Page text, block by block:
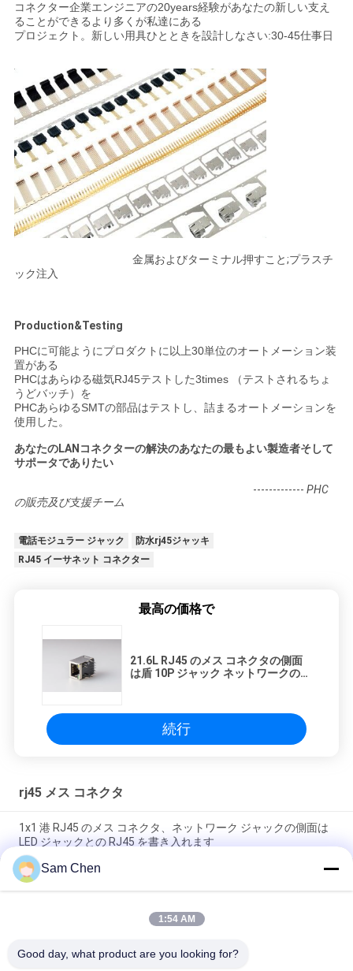
コネクター企業エンジニアの20years経験があなたの新しい支え
ることができるより多くが私達にある
プロジェクト。新しい用具ひとときを設計しなさい:30-45仕事日
金属およびターミナル押すこと;プラスチ
ック注入
Production&Testing
PHCに可能ようにプロダクトに以上30単位のオートメーション装
置がある
PHCはあらゆる磁気RJ45テストした3times （テストされるちょ
うどバッチ）を
PHCあらゆるSMTの部品はテストし、詰まるオートメーションを
使用した。
あなたのLANコネクターの解決のあなたの最もよい製造者そして
サポータでありたい
------------- PHC
の販売及び支援チーム
電話モジュラー ジャック
防水rj45ジャッキ
RJ45 イーサネット コネクター
最高の価格で
21.6L RJ45 のメス コネクタの側面
は盾 10P ジャック ネットワークのソ
続行
rj45 メス コネクタ
1x1 港 RJ45 のメス コネクタ、ネットワーク ジャックの側面は
LED ジャックとの RJ45 を書き入れます
4 港 RJ45 8P8C メスのジャック保護されるの 90 度の挿入物の
植物
沈降の版 H 8.6mm 黒い 8P8C LCP を持つ 90 度の電話モジュラ
Sam Chen
1:54 AM
Good day, what product are you looking for?